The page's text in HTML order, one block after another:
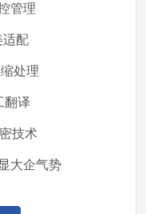
管理
适配
处理
翻译
技术
大企气势